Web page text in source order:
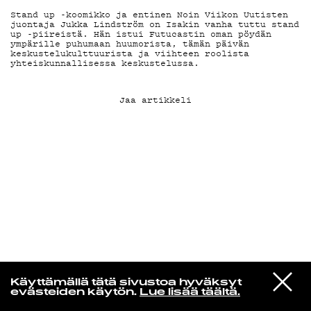
Käyttämällä tätä sivustoa hyväksyt
evästeiden käytön. Lue lisää täältä.
VIESTI
STUDIOON
Jon Hopkins
Luminous Beings
KIRJAUDU SISÄÄN
Stand up -koomikko ja entinen Noin Viikon Uutisten
juontaja Jukka Lindström on Isakin vanha tuttu stand
up -piireistä. Hän istui Futucastin oman pöydän
ympärille puhumaan huumorista, tämän päivän
keskustelukulttuurista ja viihteen roolista
yhteiskunnallisessa keskustelussa.
Jaa artikkeli